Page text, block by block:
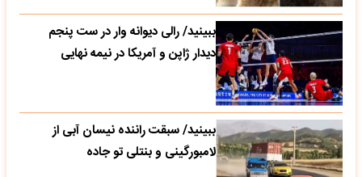
ببینید/ رالی دیوانه وار در ست پنجم
دیدار ژاپن و آمریکا در نیمه نهایی
ببینید/ سبقت راننده نیسان آبی از
لامبورگینی و بنتلی تو جاده